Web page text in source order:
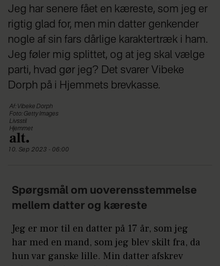
Jeg har senere fået en kæreste, som jeg er
rigtig glad for, men min datter genkender
nogle af sin fars dårlige karaktertræk i ham.
Jeg føler mig splittet, og at jeg skal vælge
parti, hvad gør jeg? Det svarer Vibeke
Dorph på i Hjemmets brevkasse.
Af: Vibeke Dorph
Foto: Getty Images
Livsstil
Hjemmet
10. Sep 2023 - 06:00
Spørgsmål om uoverensstemmelse
mellem datter og kæreste
Jeg er mor til en datter på 17 år, som jeg
har med en mand, som jeg blev skilt fra, da
hun var ganske lille. Min datter afskrev